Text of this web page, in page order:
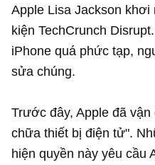
Apple Lisa Jackson
kiện TechCrunch
iPhone quá phức tạp,
sửa chúng.
Trước đây, Apple đã
chữa thiết bị điện tử".
hiện quyền này yêu cầu